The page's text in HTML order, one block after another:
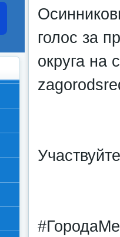
голос за
округа на